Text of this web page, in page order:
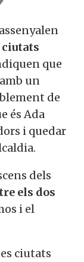
que
un
de
és Ada
i quedar
dels
els dos
i el
ciutats